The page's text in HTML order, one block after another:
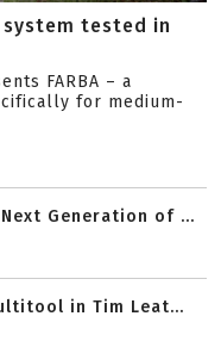
system tested in
FARBA – a
for medium-
Next Generation of ...
in Tim Leat...